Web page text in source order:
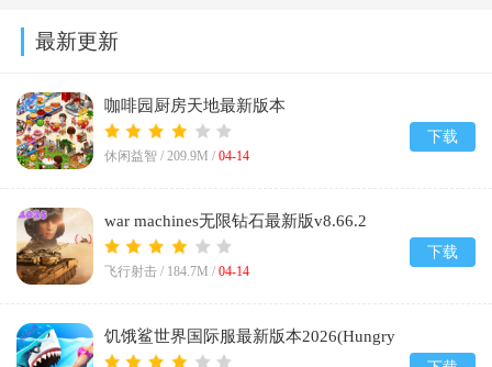
最新更新
咖啡园厨房天地最新版本
(Cafeland)v2.70.2
休闲益智 / 209.9M / 04-14
下载
war machines无限钻石最新版v8.66.2
飞行射击 / 184.7M / 04-14
下载
饥饿鲨世界国际服最新版本2026(Hungry
Shark World)v7.7.1